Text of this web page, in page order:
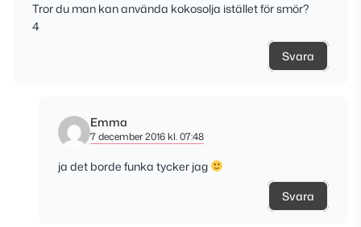
Tror du man kan använda kokosolja istället för smör?
4
Svara
Emma
7 december 2016 kl. 07:48
ja det borde funka tycker jag
Svara